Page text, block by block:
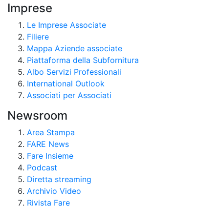
Imprese
Le Imprese Associate
Filiere
Mappa Aziende associate
Piattaforma della Subfornitura
Albo Servizi Professionali
International Outlook
Associati per Associati
Newsroom
Area Stampa
FARE News
Fare Insieme
Podcast
Diretta streaming
Archivio Video
Rivista Fare